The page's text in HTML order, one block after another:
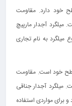
خود دارد. مقاومت
مربع است. میلگرد آجدار مارپیچ
میلگرد به نام تجاری
سطح خود است. مقاومت
مربع است. میلگرد آجدار جناقی
برای مواردی استفاده